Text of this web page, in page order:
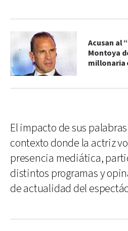
Acusan al
Montoya
millonaria
El impacto de sus
contexto donde la actriz
presencia mediática,
distintos programas y
de actualidad del